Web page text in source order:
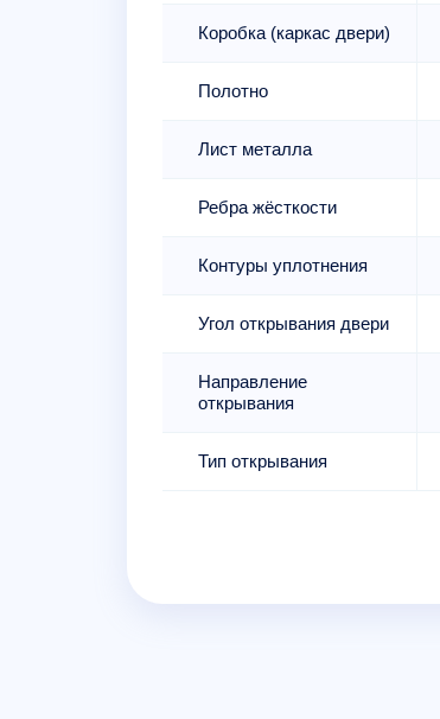
Коробка (каркас двери)
Полотно
Лист металла
Ребра жёсткости
Контуры уплотнения
Угол открывания двери
Направление
открывания
Тип открывания